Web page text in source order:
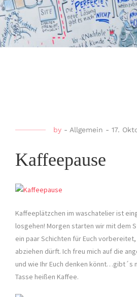
by - Allgemein - 17.
Kaffeepause
Kaffeeplätzchen im waschatelier ist
losgehen! Morgen starten wir mit dem
ein paar Schichten für Euch
abziehen dürft. Ich freu mich auf die
und wie Ihr Euch denken könnt…gibt´s
Tasse heißen Kaffee.